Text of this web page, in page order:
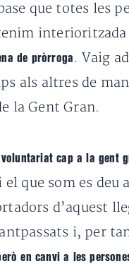
que totes les
de pròrroga. Vaig
als altres de
la Gent Gran.
cap a la gent
que som es
d’aquest
i, per
en canvi a les